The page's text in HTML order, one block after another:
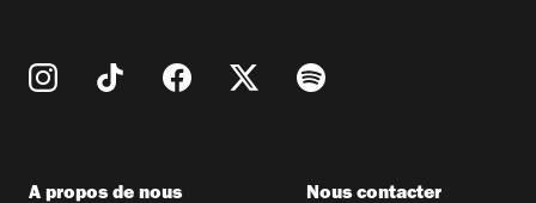
A propos de nous Nous contacter